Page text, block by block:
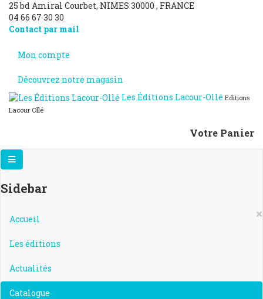
25 bd Amiral Courbet, NIMES 30000 , FRANCE
04 66 67 30 30
Contact par mail
Mon compte
Découvrez notre magasin
Les Éditions Lacour-Ollé Editions
Lacour Ollé
Votre Panier
Sidebar
×
Accueil
Les éditions
Actualités
Catalogue